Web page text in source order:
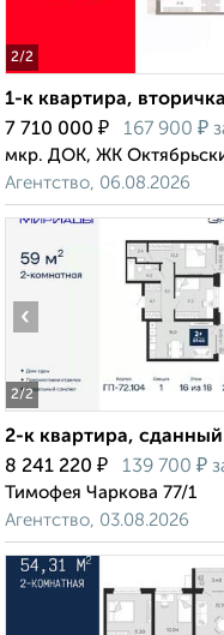
2/2
1-к квартира,
7 710 000 ₽ 167 900 ₽
мкр. ДОК, ЖК
Агентство, 06.08.2026
2/2
‹
2-к квартира,
8 241 220 ₽ 139 700 ₽
Тимофея Чаркова 77/1
Агентство, 03.08.2026